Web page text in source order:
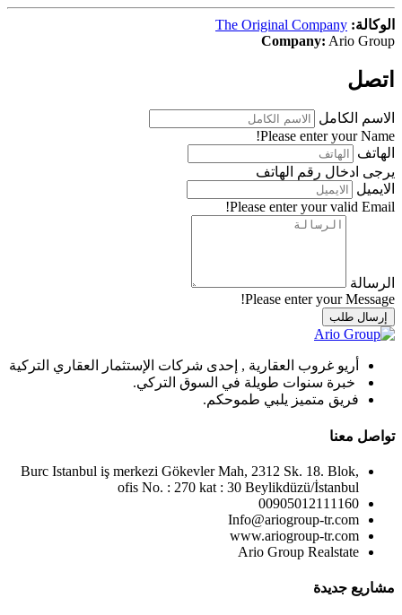
الوكالة: The Original Company
Company: Ario Group
اتصل
الاسم الكامل
Please enter your Name!
الهاتف
يرجى ادخال رقم الهاتف
الايميل
Please enter your valid Email!
الرسالة
Please enter your Message!
إرسال طلب
أريو غروب العقارية , إحدى شركات الإستثمار العقاري التركية
خبرة سنوات طويلة في السوق التركي.
فريق متميز يلبي طموحكم.
تواصل معنا
Burc Istanbul iş merkezi Gökevler Mah, 2312 Sk. 18. Blok,
ofis No. : 270 kat : 30 Beylikdüzü/İstanbul
00905012111160
Info@ariogroup-tr.com
www.ariogroup-tr.com
Ario Group Realstate
مشاريع جديدة